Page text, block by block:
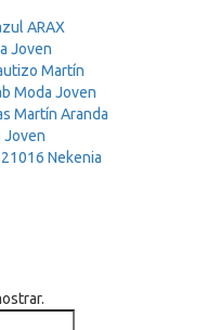
ARAX
Joven
Martín
Moda Joven
Martín Aranda
Joven
Nekenia